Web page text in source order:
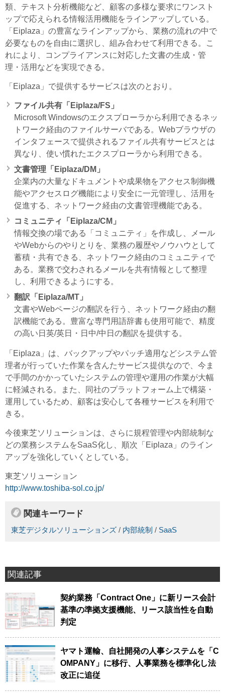
類、テキスト分析機能など、顧客の多様な要求にワンスト
ップで応えられる情報活用機能をラインアップしている。
「Eiplaza」の豊富なラインアップから、業務の流れの中で
必要なものを自由に選択し、組み合わせて利用できる。こ
れにより、コンプライアンスに対応した文書の生成・管
理・活用などを実現できる。
「Eiplaza」で提供するサービスは次のとおり。
ファイル共有「Eiplaza/FS」
Microsoft Windowsのエクスプローラから利用できるネッ
トワーク経由のファイルサーバである。Webブラウザの
インタフェースで提供されるファイル共有サービスとは
異なり、使い慣れたエクスプローラから利用できる。
文書管理「Eiplaza/DM」
企業内の大量なドキュメントや成果物をアクセス制御機
能やアクセスログ機能により安全に一元管理し、活用を
促進する、ネットワーク経由の文書管理機能である。
コミュニティ「Eiplaza/CM」
情報交換の場である「コミュニティ」を作成し、メール
やWebからのやりとりを、業務の履歴やノウハウとして
蓄積・共有できる、ネットワーク経由のコミュニティで
ある。業務で交わされるメールを共有情報として整理
し、利用できるようにする。
翻訳「Eiplaza/MT」
文書やWebページの翻訳を行う、ネットワーク経由の翻
訳機能である。豊富な専門用語辞書も使用可能で、精度
の高い日英/英日・日中/中日の翻訳を提供する。
「Eiplaza」は、バックアップやパッチ適用などシステム管
理者が行っていた作業を含んたサービス提供なので、今ま
で手間のかかっていたシステムの管理や運用の作業が大幅
に軽減される。また、同社のプラットフォーム上で構築・
運用しているため、顧客は安心して各種サービスを利用で
きる。
今後東芝ソリューションは、さらに規程管理や内部統制な
どの業務システムをSaaS化し、順次「Eiplaza」のライン
アップを強化していくとしている。
東芝ソリューション
http://www.toshiba-sol.co.jp/
関連キーワード
東芝デジタルソリューションズ / 内部統制 / SaaS
関連記事
契約業務「Contract One」に新リース会計
基準の準拠支援機能、リース該当性を自動
判定
ヤマト運輸、自社開発の人事システムを「C
OMPANY」に移行、人事業務を標準化し法
改正に追従